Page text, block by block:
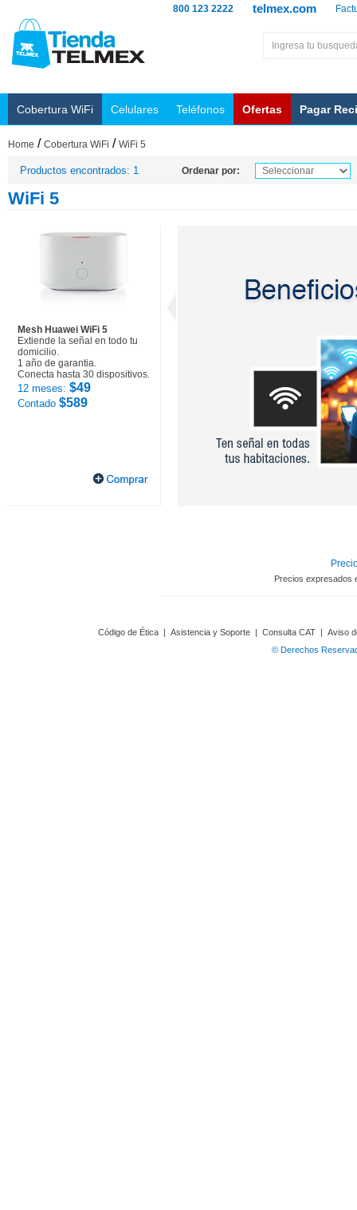
telmex.com
800 123 2222
Cobertura WiFi Celulares Teléfonos Ofertas Pagar
Home / Cobertura WiFi / WiFi 5
Productos encontrados: 1 Ordenar por:
WiFi 5
Mesh Huawei WiFi 5
Extiende la señal en todo tu
domicilio.
1 año de garantia.
Conecta hasta 30 dispositivos.
12 meses: $49
Contado $589
Precios expresados
Código de Ética | Asistencia y Soporte | Consulta CAT | Aviso
© Derechos